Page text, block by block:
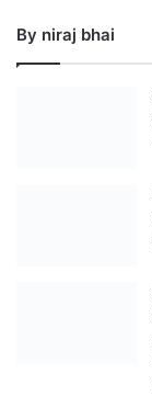
नर्सरी
By niraj bhai